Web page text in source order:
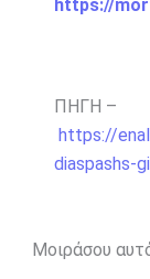
https://
ΠΗΓΗ –
https://
diaspashs-
Μοιράσου